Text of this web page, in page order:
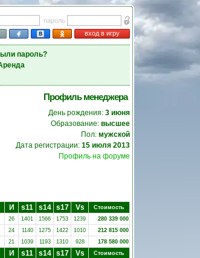
пароль
вход в игру
пароль?
Профиль менеджера
День рождения: 3 июня
Образование: высшее
Пол: мужской
Дата регистрации: 15 июля 2013
Профиль на форуме
И s11 s14 s17 Vs
Стоимость
26 1401 1566 1753 1239
280 339 000
24 1140 1275 1422 1010
212 815 000
21 1039 1193 1310 928 178 580 000
И s11 s14 s17 Vs Стоимость